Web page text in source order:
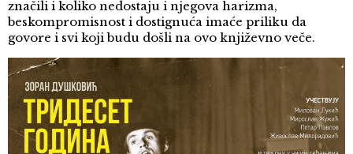
značili i koliko nedostaju i njegova harizma,
beskompromisnost i dostignuća imaće priliku da
govore i svi koji budu došli na ovo književno veče.